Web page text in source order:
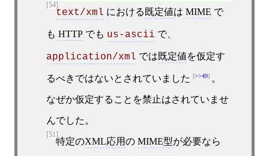
[54]
text/xml における 既定値は MIME で
も HTTPでも us-ascii で、
application/xml では既定値を仮定す
るべきではないとされていました >>49 。
なぜか仮定することを禁止はされていませ
んでした。
[51]
特定のXML応用の MIME型が必要なら